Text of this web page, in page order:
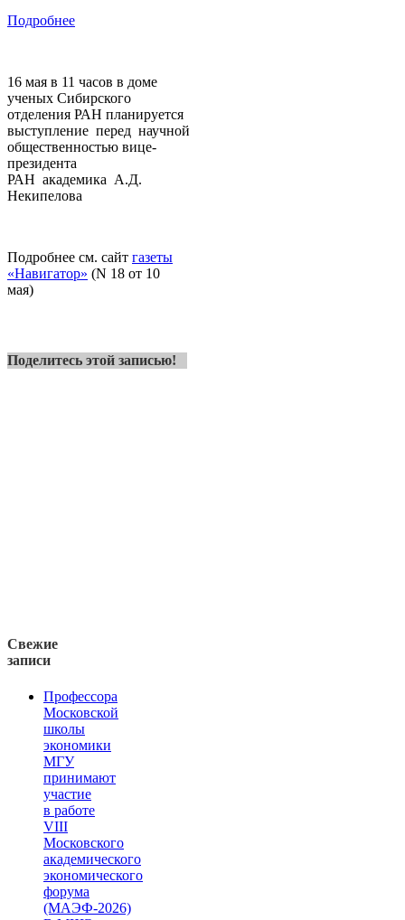
Подробнее
16 мая в 11 часов в доме
ученых Сибирского
отделения РАН планируется
выступление перед научной
общественностью вице-
президента
РАН академика А.Д.
Некипелова
Подробнее см. сайт газеты
«Навигатор» (N 18 от 10
мая)
Поделитесь этой записью!
Свежие
записи
Профессора
Московской
школы
экономики
МГУ
принимают
участие
в работе
VIII
Московского
академического
экономического
форума
(МАЭФ-2026)